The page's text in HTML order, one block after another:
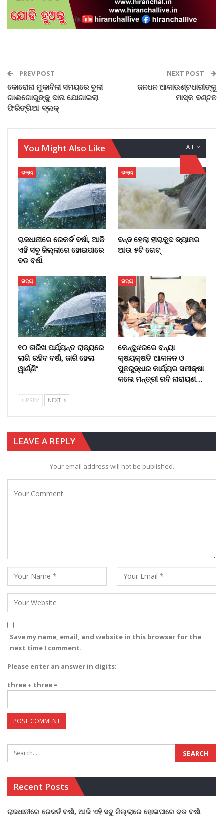
PREV POST
କୋରୋନା ମୁକାବିଲା ସମୟରେ ବୁଲା
ଗାଈଗୋରୁଙ୍କୁ ଦାନା ଯୋଗାଇଲା
ଫିରିଙ୍ଗିଆ ବ୍ଲକ୍
NEXT POST
ଜନଧନ ଆକାଉଣ୍ଟଧାରୀଙ୍କୁ
ମାସ୍କ ବଣ୍ଟନ
All
You Might Also Like
ରାଜ୍ୟ
ରାଜଧାନୀରେ ରେକର୍ଡ ବର୍ଷା, ଆଜି
ଏହି ସବୁ ଜିଲ୍ଲାରେ ହୋଇପାରେ
ବଡ ବର୍ଷା
ରାଜ୍ୟ
ବନ୍ଦ ହେଲା ହୀରାକୁଦ ଡ୍ୟାମର
ଆଉ ୫ଟି ଗେଟ୍
ରାଜ୍ୟ
୧୦ ତାରିଖ ପର୍ଯ୍ୟନ୍ତ ରାଜ୍ୟରେ
ଲାଗି ରହିବ ବର୍ଷା, ଜାରି ହେଲା
ୱାର୍ଣ୍ଣିଂ
ରାଜ୍ୟ
କେନ୍ଦୁଝରରେ ବନ୍ୟା
କ୍ଷୟକ୍ଷତି ଆକଳନ ଓ
ପୁନରୁଦ୍ଧାର କାର୍ଯ୍ୟର ସମୀକ୍ଷା
କଲେ ମନ୍ତ୍ରୀ ରବି ନାରାୟଣ…
PREV NEXT
LEAVE A REPLY
Your email address will not be published.
Save my name, email, and website in this browser for the
next time I comment.
Please enter an answer in digits:
three + three =
Recent Posts
ରାଜଧାନୀରେ ରେକର୍ଡ ବର୍ଷା, ଆଜି ଏହି ସବୁ ଜିଲ୍ଲାରେ ହୋଇପାରେ ବଡ ବର୍ଷା